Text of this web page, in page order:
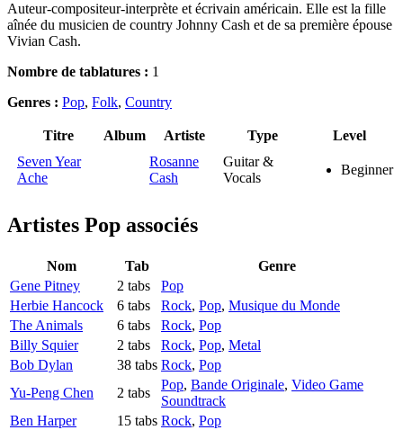
Auteur-compositeur-interprète et écrivain américain. Elle est la fille
aînée du musicien de country Johnny Cash et de sa première épouse
Vivian Cash.
Nombre de tablatures : 1
Genres : Pop, Folk, Country
Titre Album Artiste Type
Level
Seven Year
Ache
Rosanne
Cash
Guitar &
Vocals
Beginner
Artistes Pop associés
Nom Tab
Genre
Gene Pitney
2 tabs
Pop
Herbie Hancock
6 tabs Rock, Pop, Musique du Monde
The Animals
6 tabs Rock, Pop
Billy Squier
2 tabs Rock, Pop, Metal
Bob Dylan
38 tabs Rock, Pop
Yu-Peng Chen
2 tabs
Pop, Bande Originale, Video Game
Soundtrack
Ben Harper
15 tabs Rock, Pop